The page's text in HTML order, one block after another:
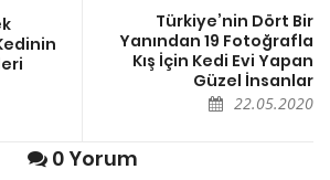
Türkiye’nin Dört Bir
Yanından 19 Fotoğrafla
Kış İçin Kedi Evi Yapan
Güzel İnsanlar
22.05.2020
0 Yorum